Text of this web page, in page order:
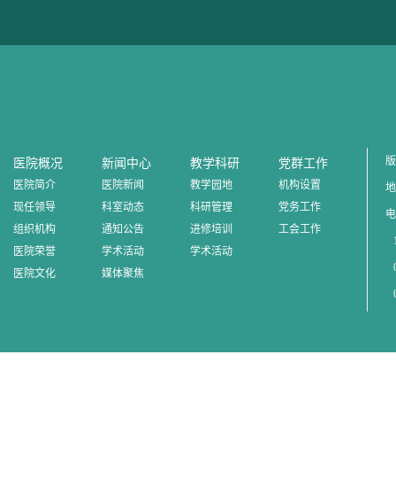
医院概况
医院简介
现任领导
组织机构
医院荣誉
医院文化
新闻中心
医院新闻
科室动态
通知公告
学术活动
媒体聚焦
教学科研
教学园地
科研管理
进修培训
学术活动
党群工作
机构设置
党务工作
工会工作